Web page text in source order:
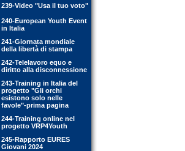
239-Video "Usa il tuo voto"
240-European Youth Event
in Italia
241-Giornata mondiale
della libertà di stampa
242-Telelavoro equo e
diritto alla disconnessione
243-Training in Italia del
progetto "Gli orchi
esistono solo nelle
favole"-prima pagina
244-Training online nel
progetto VRP4Youth
245-Rapporto EURES
Giovani 2024